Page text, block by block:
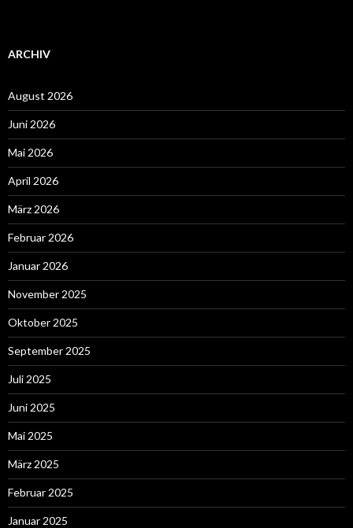
ARCHIV
August 2026
Juni 2026
Mai 2026
April 2026
März 2026
Februar 2026
Januar 2026
November 2025
Oktober 2025
September 2025
Juli 2025
Juni 2025
Mai 2025
März 2025
Februar 2025
Januar 2025